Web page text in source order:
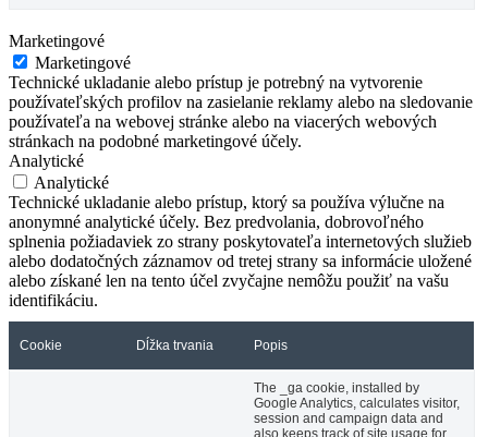
Marketingové
Marketingové
Technické ukladanie alebo prístup je potrebný na vytvorenie
používateľských profilov na zasielanie reklamy alebo na sledovanie
používateľa na webovej stránke alebo na viacerých webových
stránkach na podobné marketingové účely.
Analytické
Analytické
Technické ukladanie alebo prístup, ktorý sa používa výlučne na
anonymné analytické účely. Bez predvolania, dobrovoľného
splnenia požiadaviek zo strany poskytovateľa internetových služieb
alebo dodatočných záznamov od tretej strany sa informácie uložené
alebo získané len na tento účel zvyčajne nemôžu použiť na vašu
identifikáciu.
Cookie Dĺžka trvania Popis
The _ga cookie, installed by
Google Analytics, calculates visitor,
session and campaign data and
also keeps track of site usage for